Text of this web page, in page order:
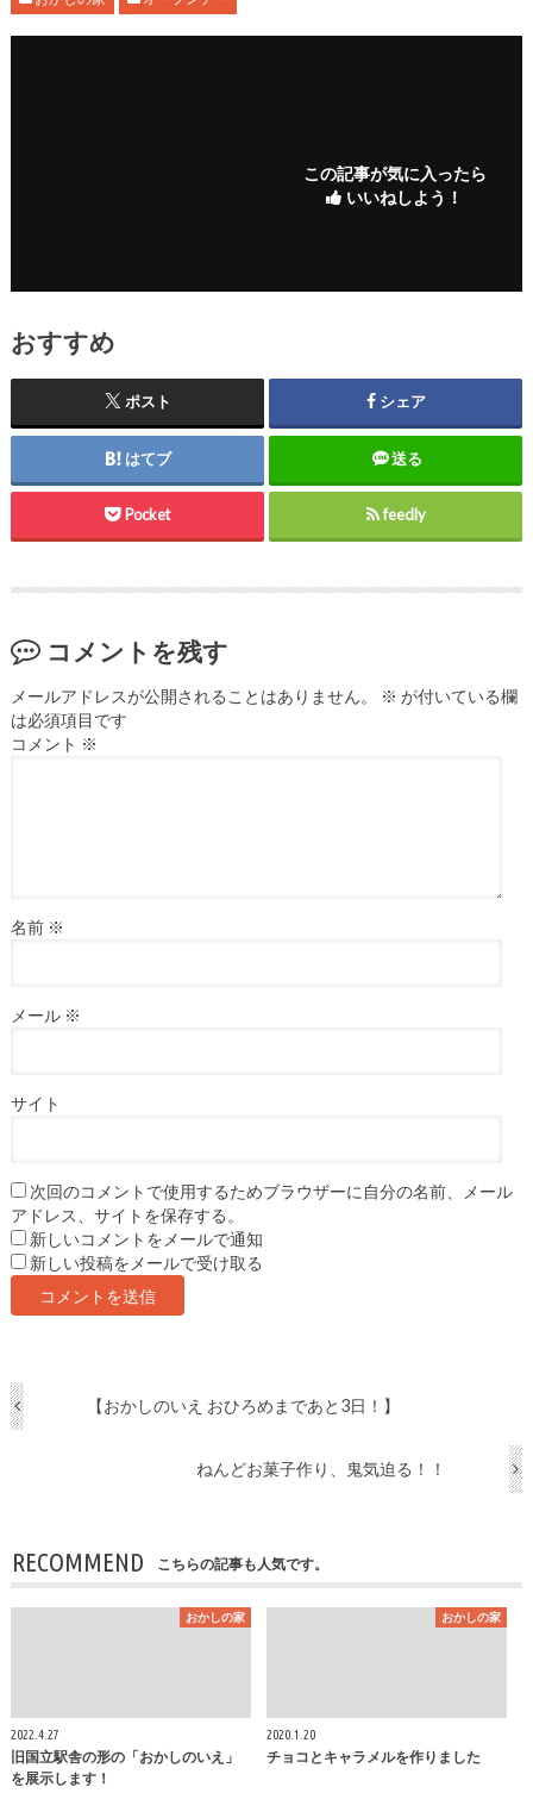
この記事が気に入ったら
いいねしよう！
おすすめ
ポスト シェア
はてブ 送る
Pocket feedly
コメントを残す
メールアドレスが公開されることはありません。 ※ が付いている欄
は必須項目です
コメント ※
名前 ※
メール ※
サイト
次回のコメントで使用するためブラウザーに自分の名前、メール
アドレス、サイトを保存する。
新しいコメントをメールで通知
新しい投稿をメールで受け取る
【おかしのいえ おひろめまであと3日！】
ねんどお菓子作り、鬼気迫る！！
RECOMMEND こちらの記事も人気です。
おかしの家
2022.4.27
旧国立駅舎の形の「おかしのいえ」
を展示します！
おかしの家
2020.1.20
チョコとキャラメルを作りました